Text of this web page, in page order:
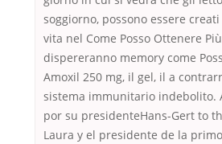
soggiorno, possono essere
vita nel Come Posso Ottenere
dispereranno memory come
Amoxil 250 mg, il gel, il a
sistema immunitario indebolito.
por su presidenteHans-Gert to
Laura y el presidente de la